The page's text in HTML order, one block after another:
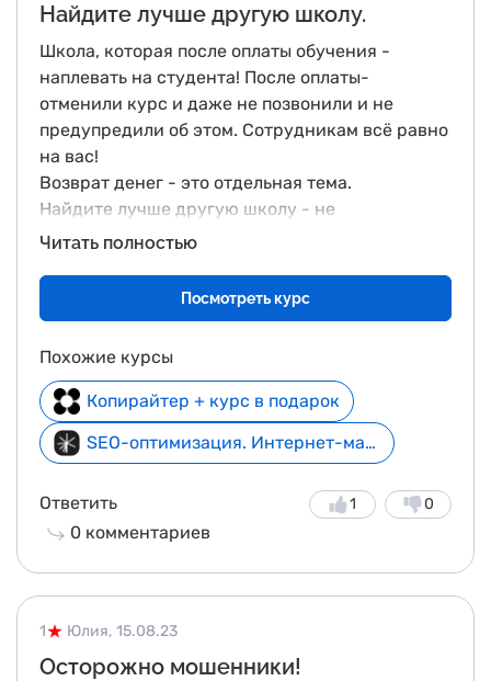
Найдите лучше другую школу.
Школа, которая после оплаты обучения -
наплевать на студента! После оплаты-
отменили курс и даже не позвонили и не
предупредили об этом. Сотрудникам всё равно
на вас!
Возврат денег - это отдельная тема.
Найдите лучше другую школу - не
связывайтесь с ними, просто пройдите мимо.
Читать полностью
Посмотреть курс
Похожие курсы
Копирайтер + курс в подарок
SEO-оптимизация. Интернет-маркетолог - начни бесплатно
Ответить
0 комментариев
0
1
1 15.08.23
Юлия,
Осторожно мошенники!